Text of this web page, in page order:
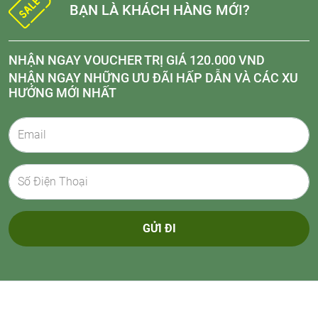
BẠN LÀ KHÁCH HÀNG MỚI?
NHẬN NGAY VOUCHER TRỊ GIÁ 120.000 VND
NHẬN NGAY NHỮNG ƯU ĐÃI HẤP DẪN VÀ CÁC XU
HƯỚNG MỚI NHẤT
GỬI ĐI